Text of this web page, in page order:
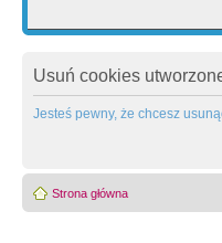
Usuń cookies
Jesteś pewny, że chcesz
Strona główna